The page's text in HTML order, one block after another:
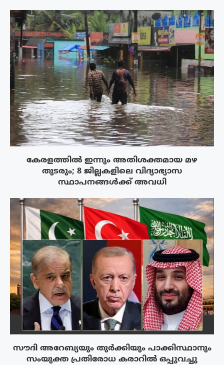
കേരളത്തിൽ ഇന്നും അതിശക്തമായ മഴ
തുടരും; 8 ജില്ലകളിലെ വിദ്യാഭ്യാസ
സ്ഥാപനങ്ങൾക്ക് അവധി
സൗദി അറേബ്യയും തുർക്കിയും പാക്കിസ്ഥാനും
സംയുക്ത പ്രതിരോധ കരാറിൽ ഒപ്പുവച്ചു